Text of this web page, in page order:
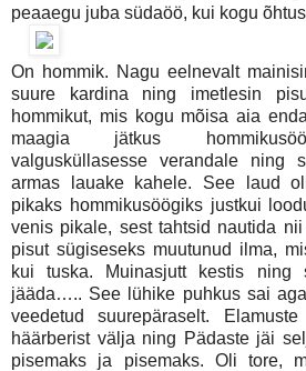
peaaegu juba südaöö, kui kogu
On hommik. Nagu eelnevalt
suure kardina ning imetlesin
hommikut, mis kogu mõisa aia
maagia jätkus
valgusküllasesse verandale ning
armas lauake kahele. See laud
pikaks hommikusöögiks justkui
venis pikale, sest tahtsid nautida
pisut sügiseseks muutunud ilma,
kui tuska. Muinasjutt kestis ning
jääda….. See lühike puhkus sai
veedetud suurepäraselt.
häärberist välja ning Pädaste jäi
pisemaks ja pisemaks. Oli tore,